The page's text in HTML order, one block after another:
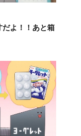
だよ！！あと箱